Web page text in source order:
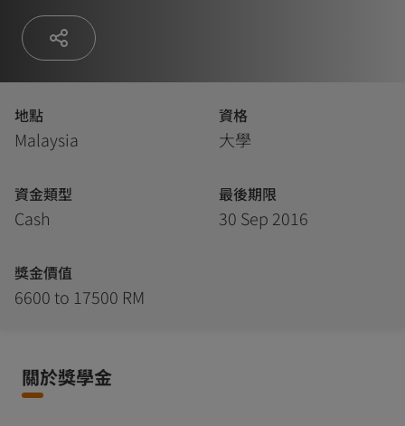
地點
Malaysia
資格
大學
資金類型
Cash
最後期限
30 Sep 2016
獎金價值
6600 to 17500 RM
關於獎學金